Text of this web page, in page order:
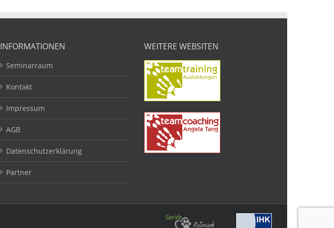
INFORMATIONEN
Seminarraum
Kontakt
Impressum
AGB
Datenschutzerklärung
Partner
WEITERE WEBSITEN